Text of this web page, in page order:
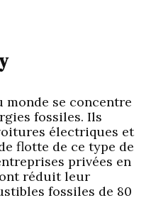
monde se concentre
fossiles. Ils
électriques et
flotte de ce type de
privées en
réduit leur
fossiles de 80